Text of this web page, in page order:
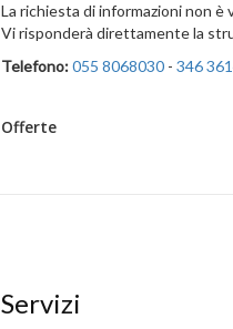
La richiesta di informazioni non
Vi risponderà direttamente la
Telefono: 055 8068030- 346
Offerte
Servizi